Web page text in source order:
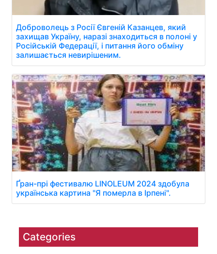
Categories
Доброволець з Росії Євгеній Казанцев, який
захищав Україну, наразі знаходиться в полоні у
Російській Федерації, і питання його обміну
залишається невирішеним.
Ґран-прі фестивалю LINOLEUM 2024 здобула
українська картина "Я померла в Ірпені".